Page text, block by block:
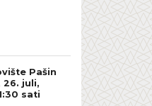
Pašin
26. juli,
sati